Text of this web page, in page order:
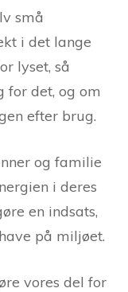
små
i det lange
lyset, så
det, og om
efter brug.
og familie
i deres
en indsats,
på miljøet.
vores del for